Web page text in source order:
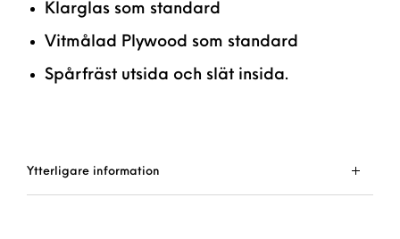
Klarglas som standard
Vitmålad Plywood som standard
Spårfräst utsida och slät insida.
Ytterligare information